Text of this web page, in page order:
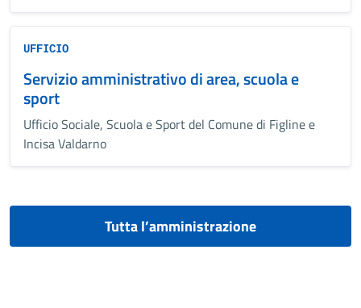
UFFICIO
Servizio amministrativo di area, scuola e
sport
Ufficio Sociale, Scuola e Sport del Comune di Figline e
Incisa Valdarno
Tutta l’amministrazione